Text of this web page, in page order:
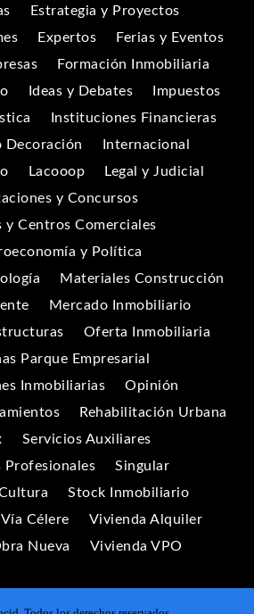
Estrategia y Proyectos
Expertos
Ferias y Eventos
Formación Inmobiliaria
Ideas y Debates
Impuestos
Instituciones Financieras
Decoración
Internacional
Lacooop
Legal y Judicial
y Concursos
y Centros Comerciales
y Política
Materiales Construcción
Mercado Inmobiliario
Oferta Inmobiliaria
Parque Empresarial
Inmobiliarias
Opinión
Rehabilitación Urbana
Servicios Auxiliares
Profesionales
Singular
Stock Inmobiliario
Vía Célere
Vivienda Alquiler
Nueva
Vivienda VPO